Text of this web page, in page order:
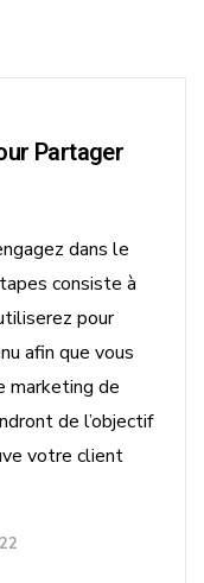
Partager
dans le
consiste à
pour
afin que vous
marketing de
de l’objectif
votre client